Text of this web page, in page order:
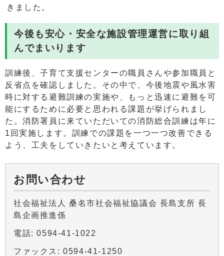
きました。
今後も安心・安全な施設管理運営に取り組
んでまいります
訓練後、子育て支援センターの職員さんや参加職員と
反省点を確認しました。その中で、今後地震や風水害
時に対する避難訓練の実施や、もっと迅速に避難を可
能にするために必要と思われる課題が挙げられまし
た。消防署員に来ていただいての消防総合訓練は年に
1回実施します。訓練での課題を一つ一つ改善できる
よう、工夫をしていきたいと考えています。
お問い合わせ
社会福祉法人 桑名市社会福祉協議会 長島支所 長
島企画推進係
電話: 0594-41-1022
ファックス: 0594-41-1250